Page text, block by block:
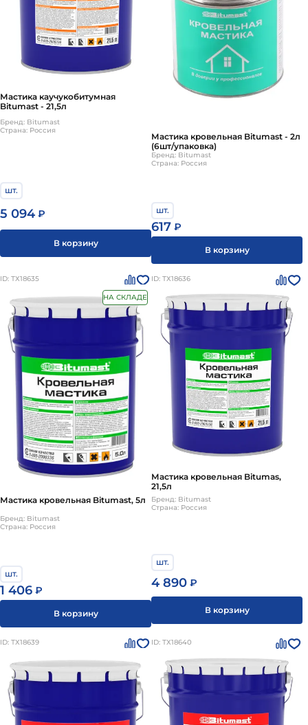
Мастика каучукобитумная
Bitumast - 21,5л
Бренд: Bitumast
Страна: Россия
шт.
5 094 ₽
В корзину
Мастика кровельная Bitumast - 2л
(6шт/упаковка)
Бренд: Bitumast
Страна: Россия
шт.
617 ₽
В корзину
ID: ТХ18635
НА СКЛАДЕ
Мастика кровельная Bitumast, 5л
Бренд: Bitumast
Страна: Россия
шт.
1 406 ₽
В корзину
ID: ТХ18636
Мастика кровельная Bitumas,
21,5л
Бренд: Bitumast
Страна: Россия
шт.
4 890 ₽
В корзину
ID: ТХ18639 ID: ТХ18640